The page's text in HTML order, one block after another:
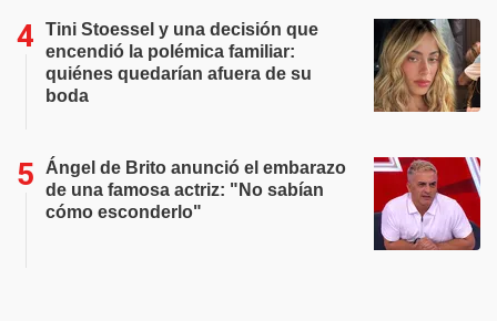
Tini Stoessel y una decisión que
encendió la polémica familiar:
quiénes quedarían afuera de su
boda
Ángel de Brito anunció el embarazo
de una famosa actriz: "No sabían
cómo esconderlo"